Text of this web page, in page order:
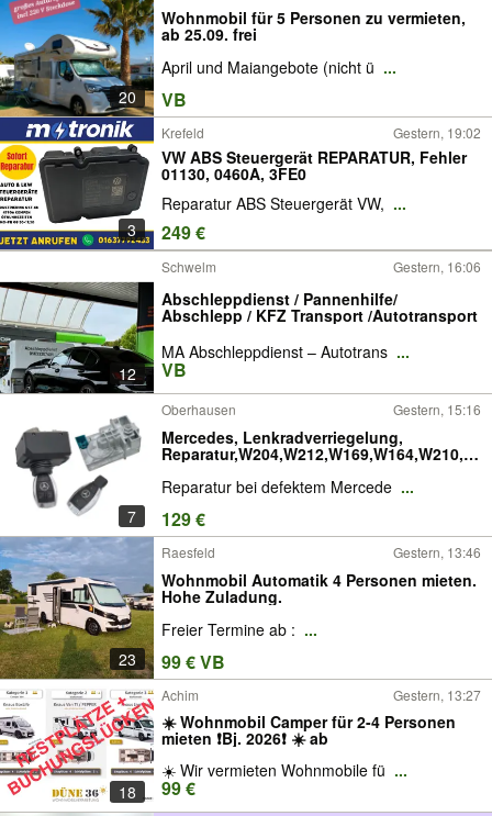
20
Wohnmobil für 5 Personen zu vermieten,
ab 25.09. frei
April und Maiangebote (nicht ü ...
VB
3
Krefeld Gestern, 19:02
VW ABS Steuergerät REPARATUR, Fehler
01130, 0460A, 3FE0
Reparatur ABS Steuergerät VW, ...
249 €
12
Schwelm Gestern, 16:06
Abschleppdienst / Pannenhilfe/
Abschlepp / KFZ Transport /Autotransport
MA Abschleppdienst – Autotrans ...
VB
7
Oberhausen Gestern, 15:16
Mercedes, Lenkradverriegelung,
Reparatur,W204,W212,W169,W164,W210,W
447,W166,W221,W213,W218,W219,W215,W
216,W213,EZS,Zündschloss,Vito,Viano,Spr
inter,Crafter,ELV,SLK,ML
Reparatur bei defektem Mercede ...
129 €
23
Raesfeld Gestern, 13:46
Wohnmobil Automatik 4 Personen mieten.
Hohe Zuladung.
Freier Termine ab : ...
99 € VB
18
Achim Gestern, 13:27
☀️ Wohnmobil Camper für 2-4 Personen
mieten ❗️Bj. 2026❗️ ☀️ ab
☀️ Wir vermieten Wohnmobile fü ...
99 €